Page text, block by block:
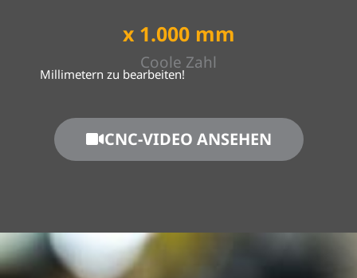
Coole Zahl
x 1.000 mm
Millimetern zu bearbeiten!
CNC-VIDEO ANSEHEN